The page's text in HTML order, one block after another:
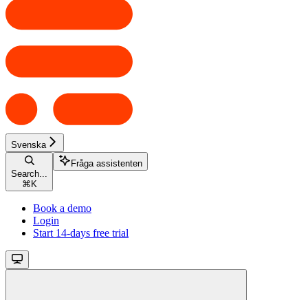
Svenska
Search...
⌘ K
Fråga assistenten
Book a demo
Login
Start 14-days free trial